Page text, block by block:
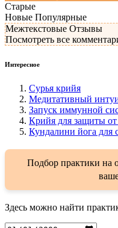
Старые
Новые Популярные
Межтекстовые Отзывы
Посмотреть все
Интересное
Сурья крийя
Медитативный
Запуск иммунной
Крийя для защиты от
Кундалини йога для
Подбор практики на
Здесь можно найти